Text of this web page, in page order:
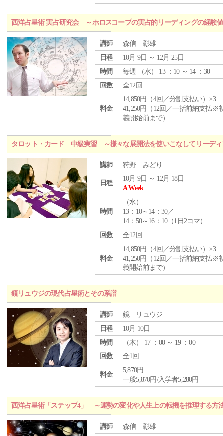
西洋占星術 実占研究会 ～ホロスコープの実占的リーディングの経験
講師
森信 彰雄
日程
10月 9日 ～ 12月 25日
時間
毎週 （水） 13 ：10 ～ 14 ：30
回数
全12回
料金
14,850円（4回／分割支払い）×3
41,250円（12回／一括前納支払※
義開始前まで）
タロット・カード 中級実習 ～様々な展開法を使いこなしてリーディ
講師 狩野 みどり
日程
10月 9日 ～ 12月 18日
A Week
時間
（水）
13：10～14：30／
14：50～16：10（1日2コマ）
回数
全12回
料金
14,850円（4回／分割支払い）×3
41,250円（12回／一括前納支払※
義開始前まで）
鏡リュウジの現代占星術とその系譜
講師
鏡 リュウジ
日程
10月 10日
時間
（木） 17 ：00 ～ 19 ：00
回数
全1回
料金
5,870円
一般5,870円/入学者5,280円
西洋占星術「ステップ4」 ～運勢の変化や人生上の転機を推理する方
講師 森信 彰雄